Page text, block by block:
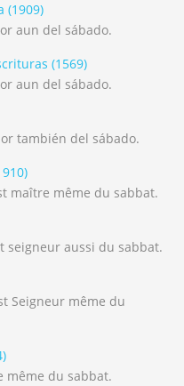
(1909)
aun del sábado.
(1569)
aun del sábado.
también del sábado.
maître même du sabbat.
seigneur aussi du sabbat.
Seigneur même du
même du sabbat.